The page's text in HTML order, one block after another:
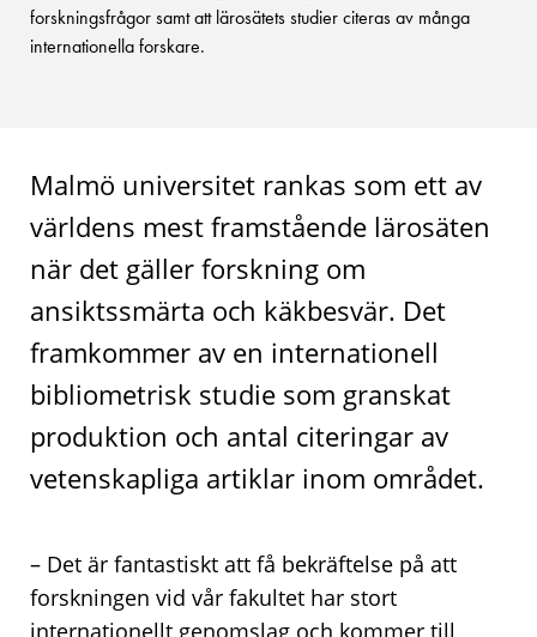
forskningsfrågor samt att lärosätets studier citeras av många
internationella forskare.
Malmö universitet rankas som ett av
världens mest framstående lärosäten
när det gäller forskning om
ansiktssmärta och käkbesvär. Det
framkommer av en internationell
bibliometrisk studie som granskat
produktion och antal citeringar av
vetenskapliga artiklar inom området.
– Det är fantastiskt att få bekräftelse på att
forskningen vid vår fakultet har stort